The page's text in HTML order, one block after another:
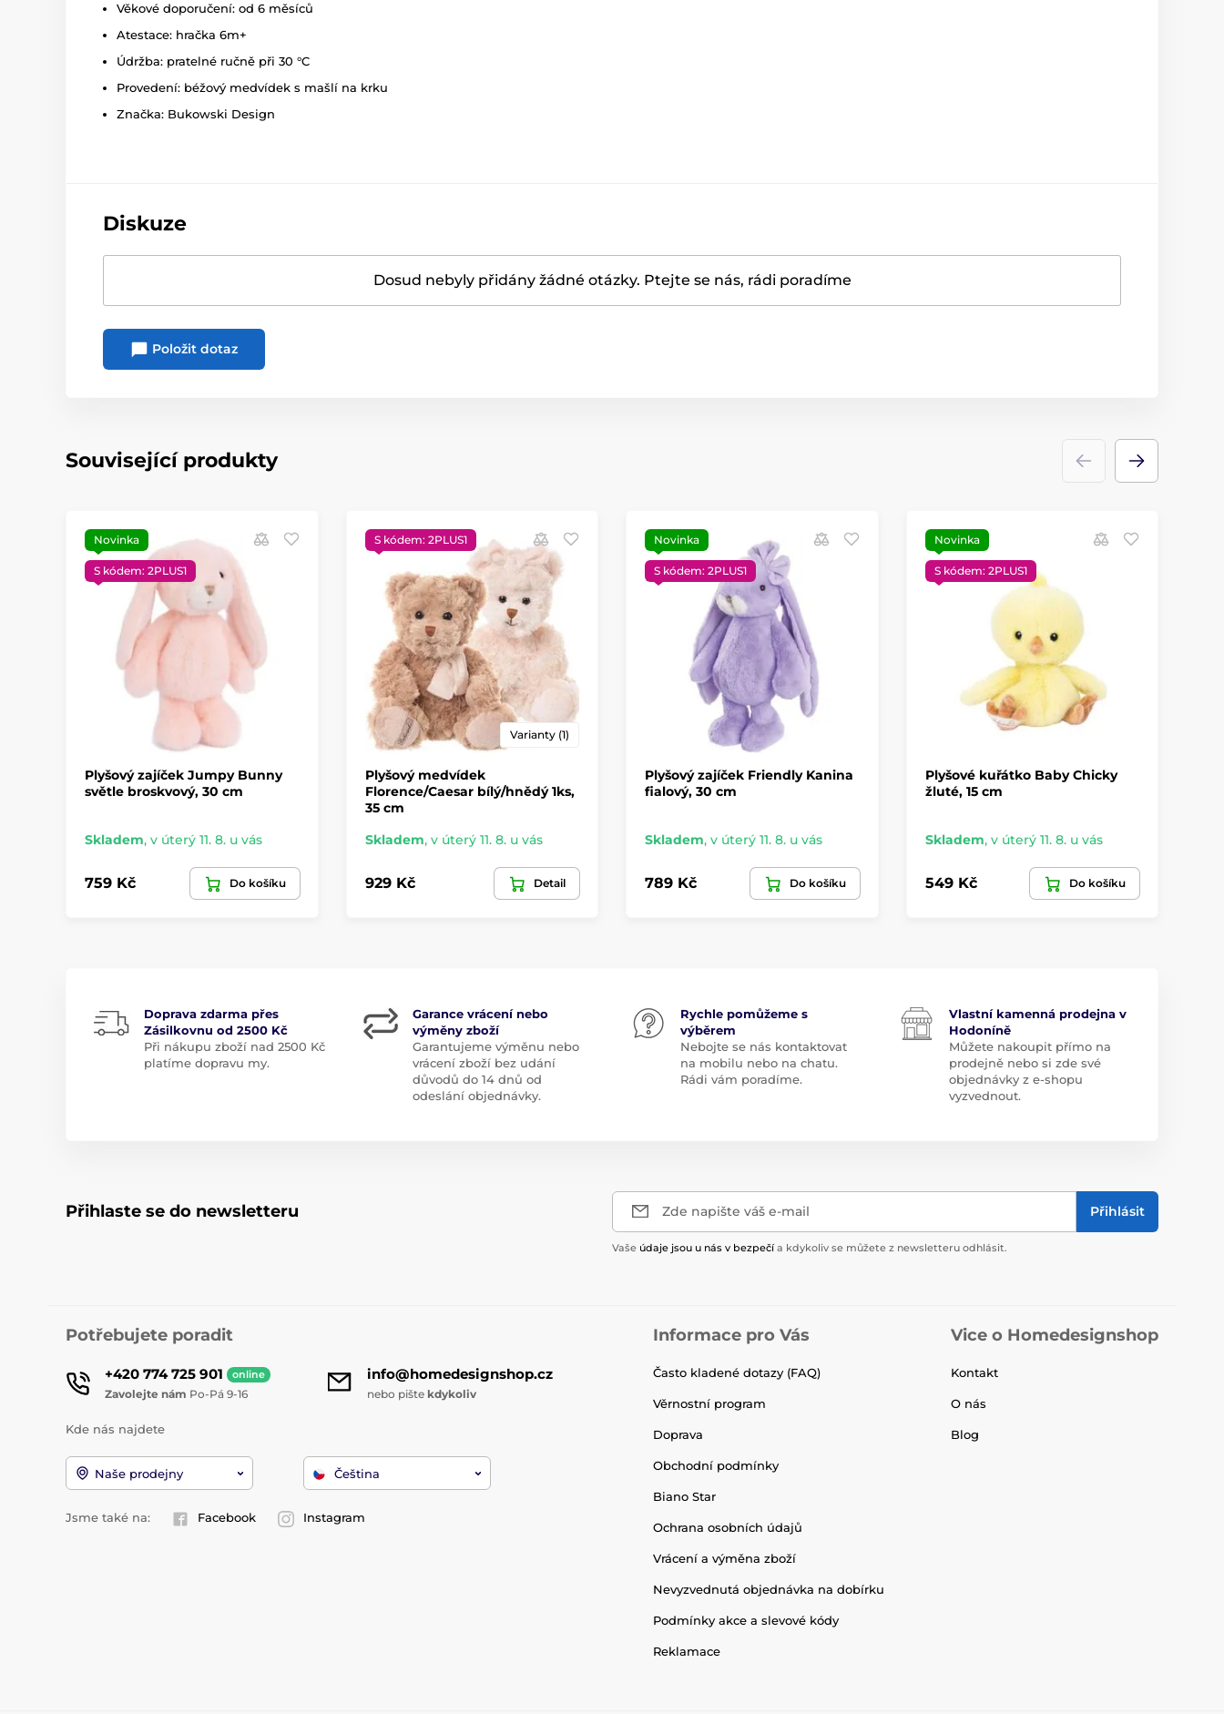
Věkové doporučení: od 6 měsíců
Atestace: hračka 6m+
Údržba: pratelné ručně při 30 °C
Provedení: béžový medvídek s mašlí na krku
Značka: Bukowski Design
Diskuze
Dosud nebyly přidány žádné otázky. Ptejte se nás, rádi poradíme
Položit dotaz
Související produkty
Novinka
S kódem: 2PLUS1
Plyšový zajíček Jumpy Bunny
světle broskvový, 30 cm
Skladem, v úterý 11. 8. u vás
759 Kč Do košíku
S kódem: 2PLUS1
Varianty (1)
Plyšový medvídek
Florence/Caesar bílý/hnědý 1ks,
35 cm
Skladem, v úterý 11. 8. u vás
929 Kč Detail
Novinka
S kódem: 2PLUS1
Plyšový zajíček Friendly Kanina
fialový, 30 cm
Skladem, v úterý 11. 8. u vás
789 Kč Do košíku
Novinka
S kódem: 2PLUS1
Plyšové kuřátko Baby Chicky
žluté, 15 cm
Skladem, v úterý 11. 8. u vás
549 Kč Do košíku
Doprava zdarma přes
Zásilkovnu od 2500 Kč
Při nákupu zboží nad 2500 Kč
platíme dopravu my.
Garance vrácení nebo
výměny zboží
Garantujeme výměnu nebo
vrácení zboží bez udání
důvodů do 14 dnů od
odeslání objednávky.
Rychle pomůžeme s
výběrem
Nebojte se nás kontaktovat
na mobilu nebo na chatu.
Rádi vám poradíme.
Vlastní kamenná prodejna v
Hodoníně
Můžete nakoupit přímo na
prodejně nebo si zde své
objednávky z e-shopu
vyzvednout.
Přihlaste se do newsletteru Zde napište váš e-mail Přihlásit
Vaše údaje jsou u nás v bezpečí a kdykoliv se můžete z newsletteru odhlásit.
Potřebujete poradit
+420 774 725 901 online
Zavolejte nám Po-Pá 9-16
info@homedesignshop.cz
nebo pište kdykoliv
Kde nás najdete
Naše prodejny Čeština
Jsme také na: Facebook Instagram
Informace pro Vás
Často kladené dotazy (FAQ)
Věrnostní program
Doprava
Obchodní podmínky
Biano Star
Ochrana osobních údajů
Vrácení a výměna zboží
Nevyzvednutá objednávka na dobírku
Podmínky akce a slevové kódy
Reklamace
Vice o Homedesignshop
Kontakt
O nás
Blog